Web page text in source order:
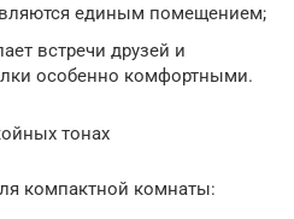
единым помещением;
встречи друзей и
особенно комфортными.
тонах
компактной комнаты: